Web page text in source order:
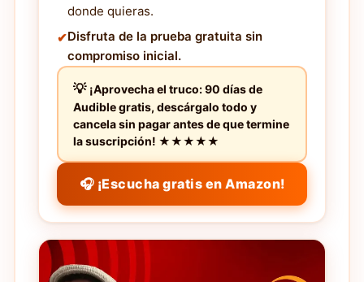
donde quieras.
Disfruta de la prueba gratuita sin
compromiso inicial.
¡Aprovecha el truco: 90 días de
Audible gratis, descárgalo todo y
cancela sin pagar antes de que termine
la suscripción! ★★★★★
🎧 ¡Escucha gratis en Amazon!